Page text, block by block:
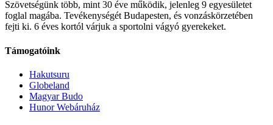
Szövetségünk több, mint 30 éve működik, jelenleg 9 egyesületet
foglal magába. Tevékenységét Budapesten, és vonzáskörzetében
fejti ki. 6 éves kortól várjuk a sportolni vágyó gyerekeket.
Támogatóink
Hakutsuru
Globeland
Magyar Budo
Hunor Webáruház